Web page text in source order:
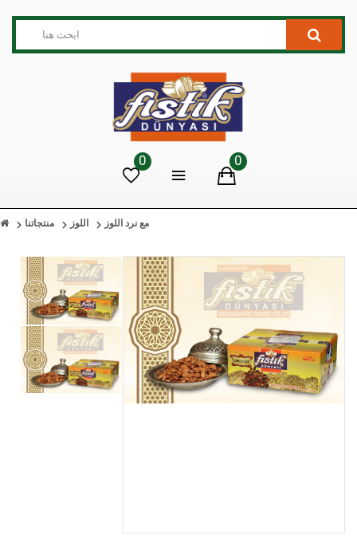
0 0
منتجاتنا اللوز مع نرد اللوز